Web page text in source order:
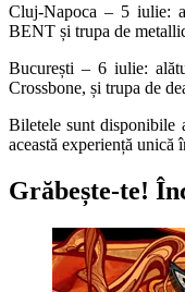
Cluj-Napoca – 5 iulie:
BENT și trupa de
București – 6 iulie:
Crossbone, și trupa de
Biletele sunt disponibile
această experiență unică
Grăbește-te!